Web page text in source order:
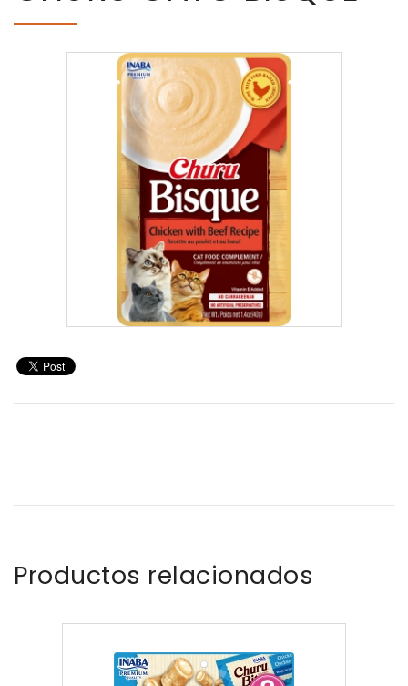
Productos relacionados